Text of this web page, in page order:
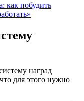
как побудить
наград
для этого нужно